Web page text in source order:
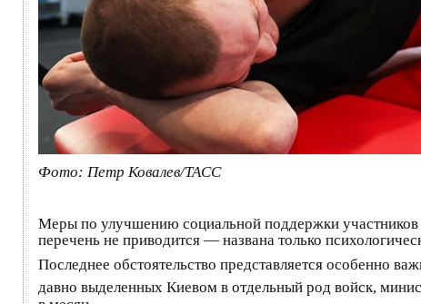
Фото: Петр Ковалев/ТАСС
Меры по улучшению социальной поддержки
перечень не приводится — названа только
Последнее обстоятельство представляется особенно
давно выделенных Киевом в отдельный род войск,